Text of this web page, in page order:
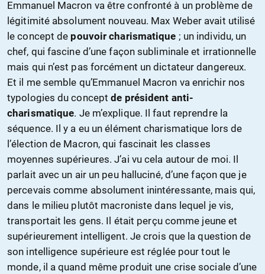
Emmanuel Macron va être confronté à un problème de
légitimité absolument nouveau. Max Weber avait utilisé
le concept de pouvoir charismatique ; un individu, un
chef, qui fascine d’une façon subliminale et irrationnelle
mais qui n’est pas forcément un dictateur dangereux.
Et il me semble qu’Emmanuel Macron va enrichir nos
typologies du conceptde président anti-
charismatique. Je m’explique. Il faut reprendre la
séquence. Il y a eu un élément charismatique lors de
l’élection de Macron, qui fascinait les classes
moyennes supérieures. J’ai vu cela autour de moi. Il
parlait avec un air un peu halluciné, d’une façon que je
percevais comme absolument inintéressante, mais qui,
dans le milieu plutôt macroniste dans lequel je vis,
transportait les gens. Il était perçu comme jeune et
supérieurement intelligent. Je crois que la question de
son intelligence supérieure est réglée pour tout le
monde, il a quand même produit une crise sociale d’une